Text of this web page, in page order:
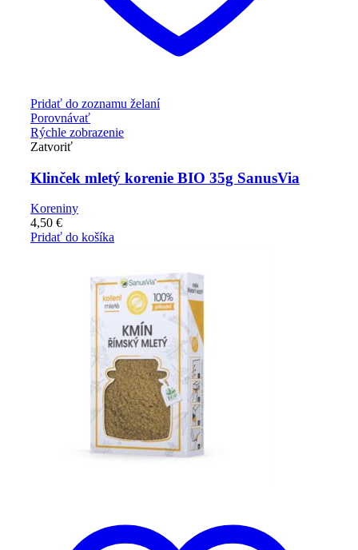
Pridať do zoznamu želaní
Porovnávať
Rýchle zobrazenie
Zatvoriť
Klinček mletý korenie BIO 35g SanusVia
Koreniny
4,50 €
Pridať do košíka